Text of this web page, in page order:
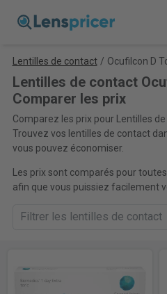
Lentilles de contact / Ocufilcon D
Lentilles de contact
Comparer les prix
Comparez les prix pour Lentilles
Trouvez vos lentilles de contact
vous pouvez économiser.
Les prix sont comparés pour
afin que vous puissiez facilement